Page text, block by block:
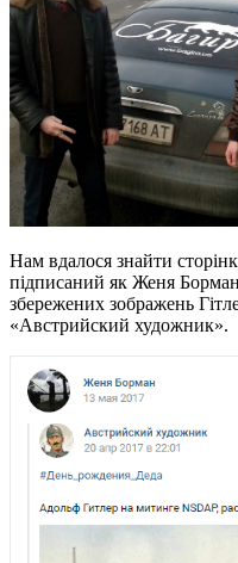
Нам вдалося знайти
підписаний як Женя
збережених зображень
«Австрийский художник».